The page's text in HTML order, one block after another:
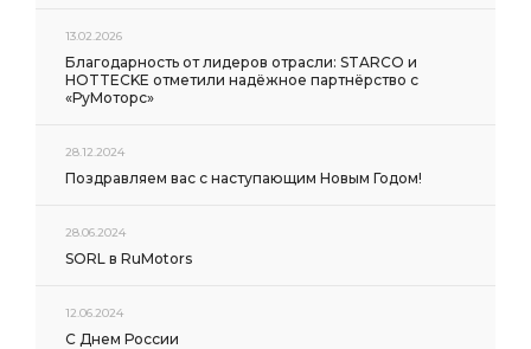
13.02.2026
Благодарность от лидеров отрасли: STARCO и
HOTTECKE отметили надёжное партнёрство с
«РуМоторс»
28.12.2024
Поздравляем вас с наступающим Новым Годом!
28.06.2024
SORL в RuMotors
12.06.2024
С Днем России